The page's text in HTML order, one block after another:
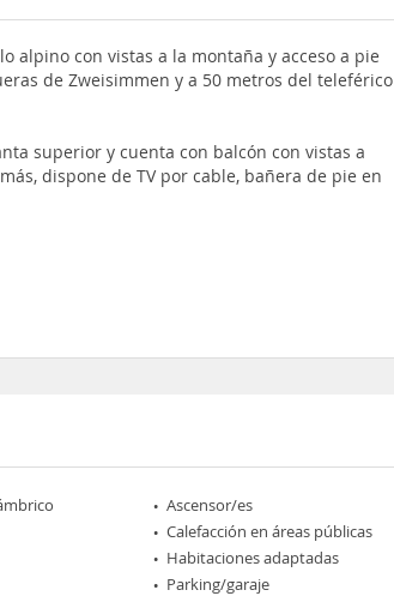
alpino con vistas a la montaña y acceso a pie
de Zweisimmen y a 50 metros del teleférico
superior y cuenta con balcón con vistas a
dispone de TV por cable, bañera de pie en
Ascensor/es
Calefacción en áreas públicas
Habitaciones adaptadas
Parking/garaje